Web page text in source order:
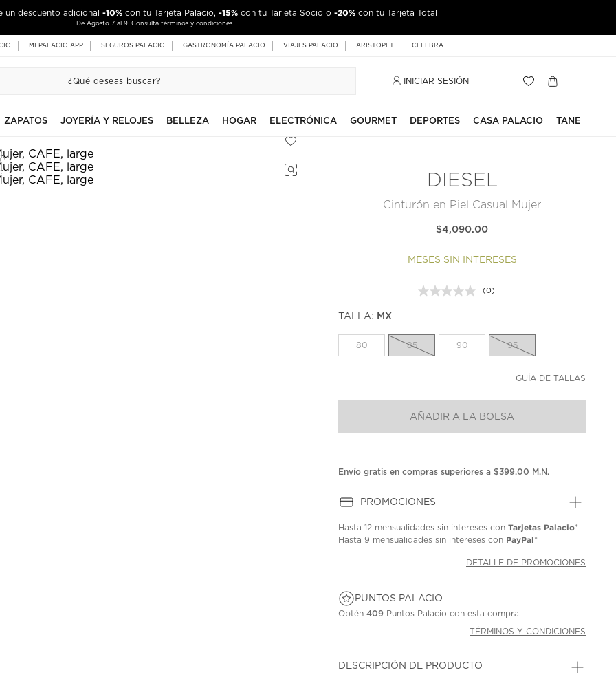
un descuento adicional -10% con tu Tarjeta Palacio, -15% con tu Tarjeta Socio o -20% con tu Tarjeta Total
De Agosto 7 al 9. Consulta términos y condiciones
MI PALACIO APP SEGUROS PALACIO GASTRONOMÍA PALACIO VIAJES PALACIO ARISTOPET CELEBRA
INICIAR SESIÓN
ZAPATOS JOYERÍA Y RELOJES BELLEZA HOGAR ELECTRÓNICA GOURMET DEPORTES CASA PALACIO TANE
DIESEL
Cinturón en Piel Casual Mujer
$4,090.00
MESES SIN INTERESES
Sin
la
misma
(0)
TALLA: MX
80 85 90 95
GUÍA DE TALLAS
AÑADIR A LA BOLSA
Envío gratis en compras superiores a $399.00 M.N.
PROMOCIONES
Hasta12 mensualidades sin intereses conTarjetas Palacio*
Hasta9 mensualidades sin intereses con PayPal*
DETALLE DE PROMOCIONES
PUNTOS PALACIO
Obtén409 Puntos Palacio con esta compra.
TÉRMINOS Y CONDICIONES
DESCRIPCIÓN DE PRODUCTO